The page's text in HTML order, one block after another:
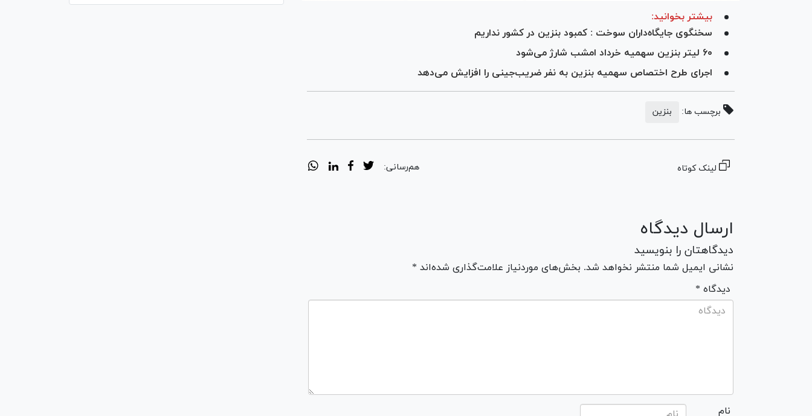
بیشتر بخوانید:
سخنگوی جایگاه‌داران سوخت : کمبود بنزین در کشور نداریم
۶۰ لیتر بنزین سهمیه خرداد امشب شارژ می‌شود
اجرای طرح اختصاص سهمیه بنزین به نفر ضریب‌جینی را افزایش می‌دهد
برچسب ها: بنزین
لینک کوتاه هم‌رسانی:
ارسال دیدگاه
دیدگاهتان را بنویسید
نشانی ایمیل شما منتشر نخواهد شد. بخش‌های موردنیاز علامت‌گذاری شده‌اند *
* دیدگاه
نام